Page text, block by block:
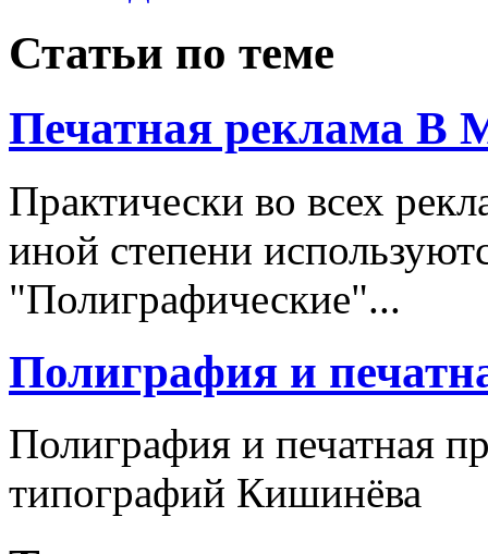
Статьи по теме
Печатная реклама В
Практически во всех
иной степени
"Полиграфические"...
Полиграфия и
Полиграфия и печатная
типографий Кишинёва